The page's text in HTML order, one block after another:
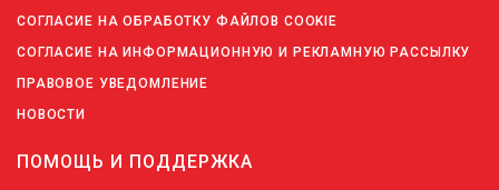
СОГЛАСИЕ НА ОБРАБОТКУ ФАЙЛОВ COOKIE
СОГЛАСИЕ НА ИНФОРМАЦИОННУЮ И РЕКЛАМНУЮ РАССЫЛКУ
ПРАВОВОЕ УВЕДОМЛЕНИЕ
НОВОСТИ
ПОМОЩЬ И ПОДДЕРЖКА